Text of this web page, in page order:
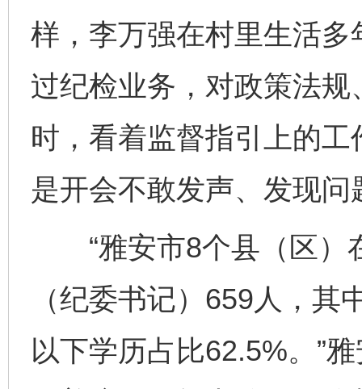
样，李万强在村里生活
过纪检业务，对政策法
时，看着监督指引上的
是开会不敢发声、发现
“雅安市8个县（区）
（纪委书记）659人，
以下学历占比62.5%。”